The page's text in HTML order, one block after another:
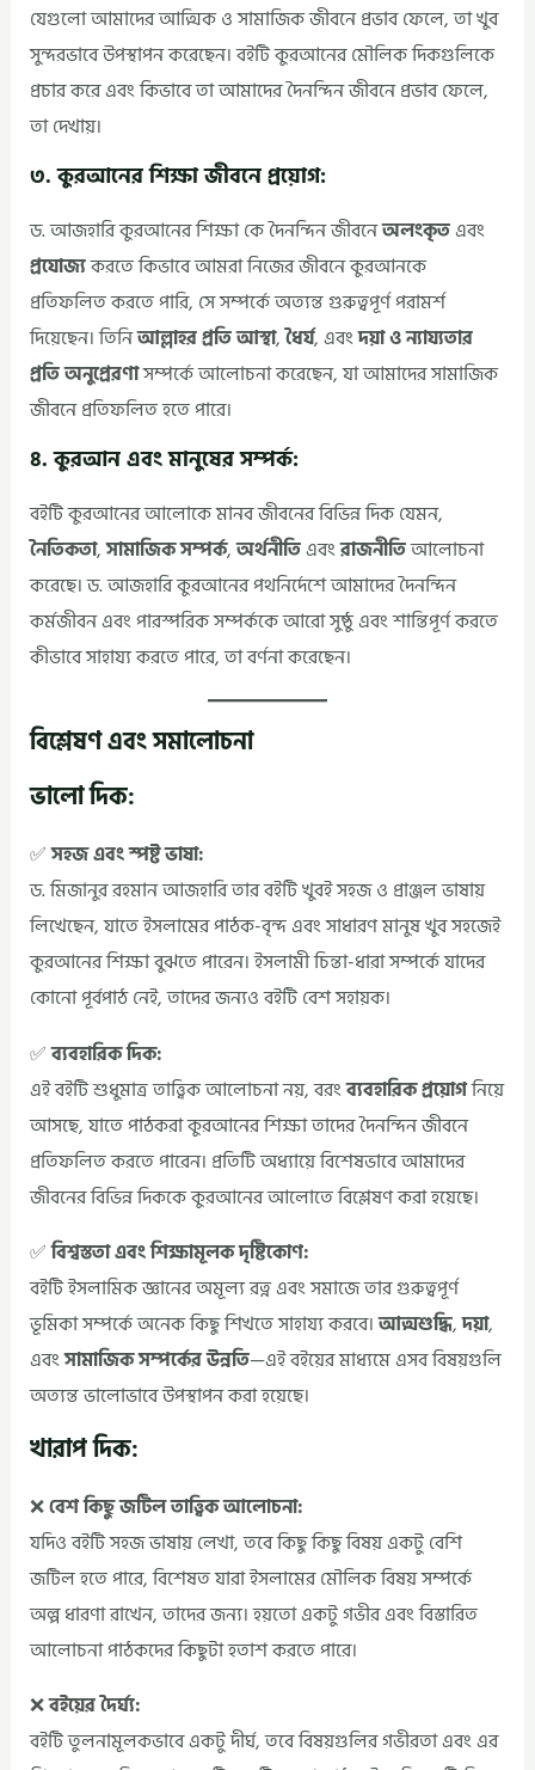
যেগুলো আমাদের আত্মিক ও সামাজিক জীবনে প্রভাব ফেলে, তা খুব
সুন্দরভাবে উপস্থাপন করেছেন। বইটি কুরআনের মৌলিক দিকগুলিকে
প্রচার করে এবং কিভাবে তা আমাদের দৈনন্দিন জীবনে প্রভাব ফেলে,
তা দেখায়।
৩. কুরআনের শিক্ষা জীবনে প্রয়োগ:
ড. আজহারি কুরআনের শিক্ষা কে দৈনন্দিন জীবনেঅলংকৃতএবং
প্রযোজ্যকরতে কিভাবে আমরা নিজের জীবনে কুরআনকে
প্রতিফলিত করতে পারি, সে সম্পর্কে অত্যন্ত গুরুত্বপূর্ণ পরামর্শ
দিয়েছেন। তিনিআল্লাহর প্রতি আস্থা,ধৈর্য, এবংদয়া ও ন্যায্যতার
প্রতি অনুপ্রেরণাসম্পর্কে আলোচনা করেছেন, যা আমাদের সামাজিক
জীবনে প্রতিফলিত হতে পারে।
৪. কুরআন এবং মানুষের সম্পর্ক:
বইটি কুরআনের আলোকে মানব জীবনের বিভিন্ন দিক যেমন,
নৈতিকতা,সামাজিক সম্পর্ক,অর্থনীতিএবংরাজনীতিআলোচনা
করেছে। ড. আজহারি কুরআনের পথনির্দেশে আমাদের দৈনন্দিন
কর্মজীবন এবং পারস্পরিক সম্পর্ককে আরো সুষ্ঠু এবং শান্তিপূর্ণ করতে
কীভাবে সাহায্য করতে পারে, তা বর্ণনা করেছেন।
বিশ্লেষণ এবং সমালোচনা
ভালো দিক:
✅সহজ এবং স্পষ্ট ভাষা:
ড. মিজানুর রহমান আজহারি তার বইটি খুবই সহজ ও প্রাঞ্জল ভাষায়
লিখেছেন, যাতে ইসলামের পাঠক-বৃন্দ এবং সাধারণ মানুষ খুব সহজেই
কুরআনের শিক্ষা বুঝতে পারেন। ইসলামী চিন্তা-ধারা সম্পর্কে যাদের
কোনো পূর্বপাঠ নেই, তাদের জন্যও বইটি বেশ সহায়ক।
✅ব্যবহারিক দিক:
এই বইটি শুধুমাত্র তাত্ত্বিক আলোচনা নয়, বরংব্যবহারিক প্রয়োগনিয়ে
আসছে, যাতে পাঠকরা কুরআনের শিক্ষা তাদের দৈনন্দিন জীবনে
প্রতিফলিত করতে পারেন। প্রতিটি অধ্যায়ে বিশেষভাবে আমাদের
জীবনের বিভিন্ন দিককে কুরআনের আলোতে বিশ্লেষণ করা হয়েছে।
✅বিশ্বস্ততা এবং শিক্ষামূলক দৃষ্টিকোণ:
বইটি ইসলামিক জ্ঞানের অমূল্য রত্ন এবং সমাজে তার গুরুত্বপূর্ণ
ভূমিকা সম্পর্কে অনেক কিছু শিখতে সাহায্য করবে।আত্মশুদ্ধি,দয়া,
এবংসামাজিক সম্পর্কের উন্নতি—এই বইয়ের মাধ্যমে এসব বিষয়গুলি
অত্যন্ত ভালোভাবে উপস্থাপন করা হয়েছে।
খারাপ দিক:
❌বেশ কিছু জটিল তাত্ত্বিক আলোচনা:
যদিও বইটি সহজ ভাষায় লেখা, তবে কিছু কিছু বিষয় একটু বেশি
জটিল হতে পারে, বিশেষত যারা ইসলামের মৌলিক বিষয় সম্পর্কে
অল্প ধারণা রাখেন, তাদের জন্য। হয়তো একটু গভীর এবং বিস্তারিত
আলোচনা পাঠকদের কিছুটা হতাশ করতে পারে।
❌বইয়ের দৈর্ঘ্য:
বইটি তুলনামূলকভাবে একটু দীর্ঘ, তবে বিষয়গুলির গভীরতা এবং এর